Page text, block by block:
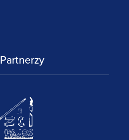
Partnerzy